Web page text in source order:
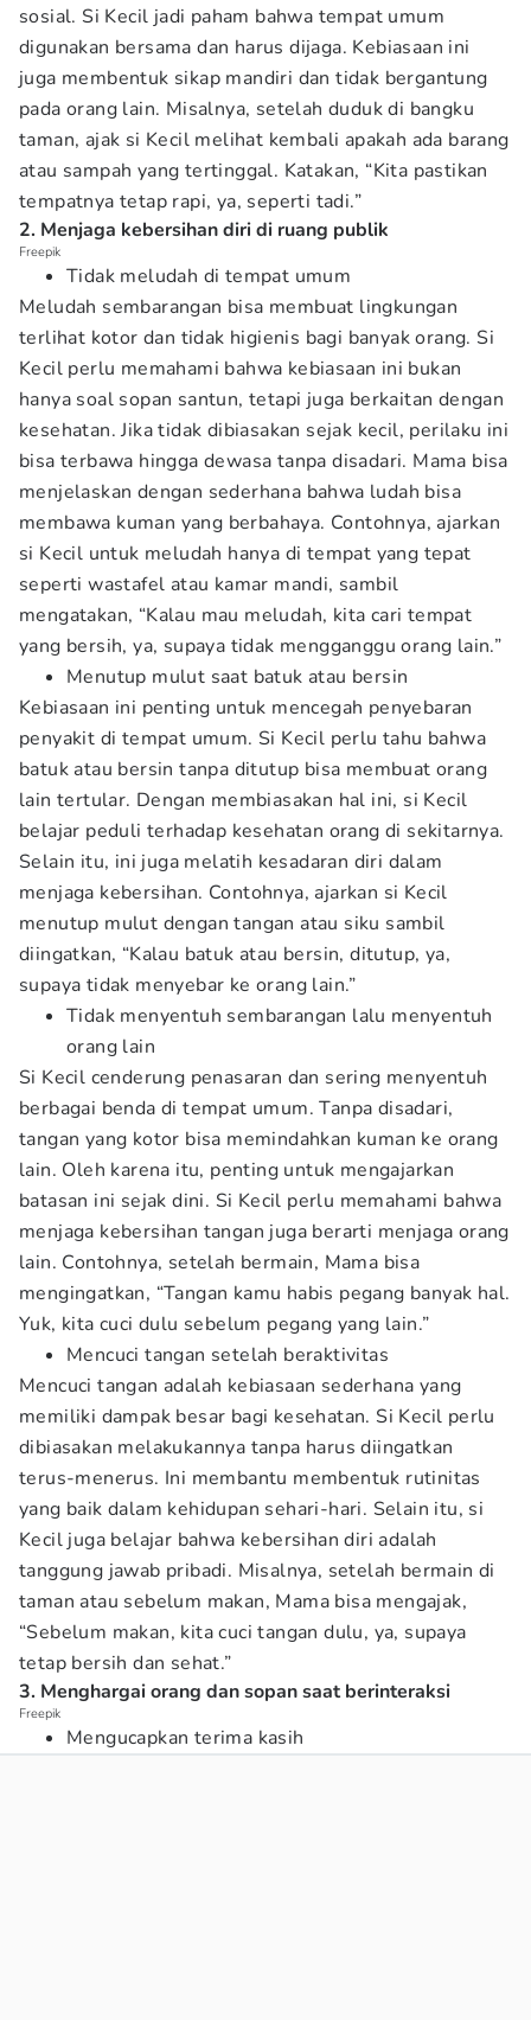
sosial. Si Kecil jadi paham bahwa tempat umum
digunakan bersama dan harus dijaga. Kebiasaan ini
juga membentuk sikap mandiri dan tidak bergantung
pada orang lain. Misalnya, setelah duduk di bangku
taman, ajak si Kecil melihat kembali apakah ada barang
atau sampah yang tertinggal. Katakan, “Kita pastikan
tempatnya tetap rapi, ya, seperti tadi.”
2. Menjaga kebersihan diri di ruang publik
Freepik
Tidak meludah di tempat umum
Meludah sembarangan bisa membuat lingkungan
terlihat kotor dan tidak higienis bagi banyak orang. Si
Kecil perlu memahami bahwa kebiasaan ini bukan
hanya soal sopan santun, tetapi juga berkaitan dengan
kesehatan. Jika tidak dibiasakan sejak kecil, perilaku ini
bisa terbawa hingga dewasa tanpa disadari. Mama bisa
menjelaskan dengan sederhana bahwa ludah bisa
membawa kuman yang berbahaya. Contohnya, ajarkan
si Kecil untuk meludah hanya di tempat yang tepat
seperti wastafel atau kamar mandi, sambil
mengatakan, “Kalau mau meludah, kita cari tempat
yang bersih, ya, supaya tidak mengganggu orang lain.”
Menutup mulut saat batuk atau bersin
Kebiasaan ini penting untuk mencegah penyebaran
penyakit di tempat umum. Si Kecil perlu tahu bahwa
batuk atau bersin tanpa ditutup bisa membuat orang
lain tertular. Dengan membiasakan hal ini, si Kecil
belajar peduli terhadap kesehatan orang di sekitarnya.
Selain itu, ini juga melatih kesadaran diri dalam
menjaga kebersihan. Contohnya, ajarkan si Kecil
menutup mulut dengan tangan atau siku sambil
diingatkan, “Kalau batuk atau bersin, ditutup, ya,
supaya tidak menyebar ke orang lain.”
Tidak menyentuh sembarangan lalu menyentuh
orang lain
Si Kecil cenderung penasaran dan sering menyentuh
berbagai benda di tempat umum. Tanpa disadari,
tangan yang kotor bisa memindahkan kuman ke orang
lain. Oleh karena itu, penting untuk mengajarkan
batasan ini sejak dini. Si Kecil perlu memahami bahwa
menjaga kebersihan tangan juga berarti menjaga orang
lain. Contohnya, setelah bermain, Mama bisa
mengingatkan, “Tangan kamu habis pegang banyak hal.
Yuk, kita cuci dulu sebelum pegang yang lain.”
Mencuci tangan setelah beraktivitas
Mencuci tangan adalah kebiasaan sederhana yang
memiliki dampak besar bagi kesehatan. Si Kecil perlu
dibiasakan melakukannya tanpa harus diingatkan
terus-menerus. Ini membantu membentuk rutinitas
yang baik dalam kehidupan sehari-hari. Selain itu, si
Kecil juga belajar bahwa kebersihan diri adalah
tanggung jawab pribadi. Misalnya, setelah bermain di
taman atau sebelum makan, Mama bisa mengajak,
“Sebelum makan, kita cuci tangan dulu, ya, supaya
tetap bersih dan sehat.”
3. Menghargai orang dan sopan saat berinteraksi
Freepik
Mengucapkan terima kasih